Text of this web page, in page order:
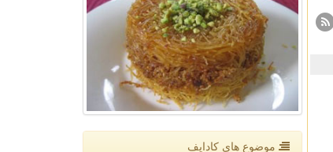
موضوع های كادایف